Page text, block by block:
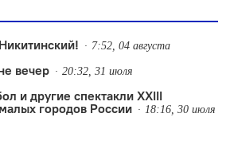
7:52, 04 августа
вечер 20:32, 31 июля
и другие спектакли XXIII
городов России
18:16, 30 июля